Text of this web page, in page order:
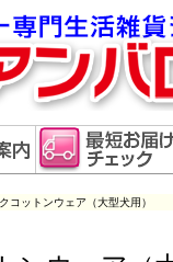
コットンウェア（大型犬用）